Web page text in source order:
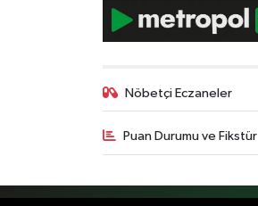
Nöbetçi Eczaneler
Puan Durumu ve Fikstür